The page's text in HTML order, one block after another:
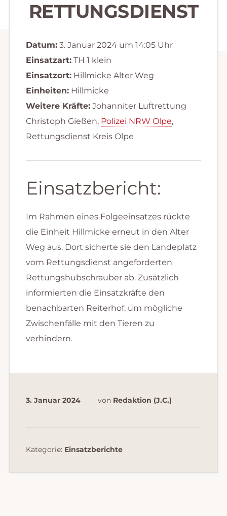
RETTUNGSDIENST
Datum:3. Januar 2024 um 14:05 Uhr
Einsatzart:TH 1 klein
Einsatzort:Hillmicke Alter Weg
Einheiten:Hillmicke
Weitere Kräfte:Johanniter Luftrettung
Christoph Gießen, Polizei NRW Olpe,
Rettungsdienst Kreis Olpe
Einsatzbericht:
Im Rahmen eines Folgeeinsatzes rückte
die Einheit Hillmicke erneut in den Alter
Weg aus. Dort sicherte sie den Landeplatz
vom Rettungsdienst angeforderten
Rettungshubschrauber ab. Zusätzlich
informierten die Einsatzkräfte den
benachbarten Reiterhof, um mögliche
Zwischenfälle mit den Tieren zu
verhindern.
3. Januar 2024 von Redaktion (J.C.)
Kategorie: Einsatzberichte